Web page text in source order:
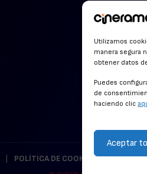
Utilizamos
manera segura
obtener datos
Puedes
de
haciendo clic
Aceptar
POLÍTICA DE COOKIES POLÍTICA